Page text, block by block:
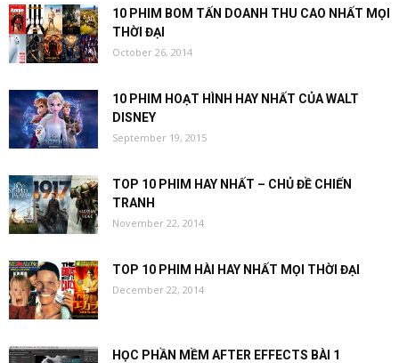
10 PHIM BOM TẤN DOANH THU CAO NHẤT MỌI
THỜI ĐẠI
October 26, 2014
10 PHIM HOẠT HÌNH HAY NHẤT CỦA WALT
DISNEY
September 19, 2015
TOP 10 PHIM HAY NHẤT – CHỦ ĐỀ CHIẾN
TRANH
November 22, 2014
TOP 10 PHIM HÀI HAY NHẤT MỌI THỜI ĐẠI
December 22, 2014
HỌC PHẦN MỀM AFTER EFFECTS BÀI 1